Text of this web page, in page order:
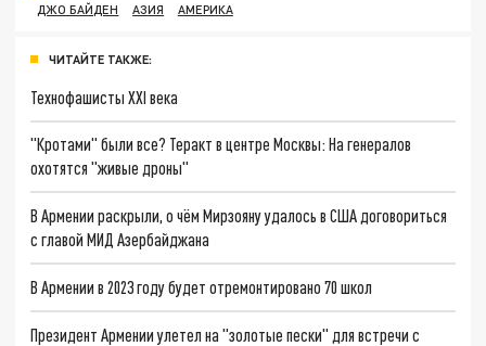
ДЖО БАЙДЕН
АЗИЯ АМЕРИКА
ЧИТАЙТЕ ТАКЖЕ:
Технофашисты XXI века
"Кротами" были все? Теракт в центре Москвы: На генералов
охотятся "живые дроны"
В Армении раскрыли, о чём Мирзояну удалось в США договориться
с главой МИД Азербайджана
В Армении в 2023 году будет отремонтировано 70 школ
Президент Армении улетел на "золотые пески" для встречи с